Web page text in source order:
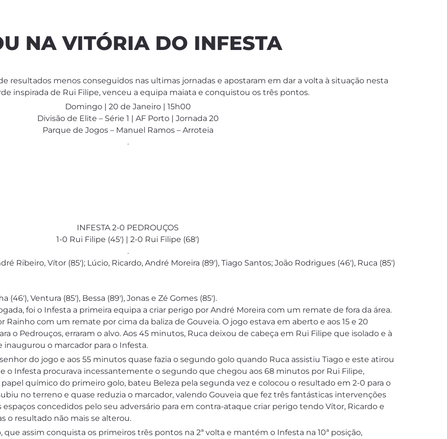
NA VITÓRIA DO INFESTA
resultados menos conseguidos nas ultimas jornadas e apostaram em dar a volta à situação nesta
inspirada de Rui Filipe, venceu a equipa maiata e conquistou os três pontos.
Domingo | 20 de Janeiro | 15h00
Divisão de Elite – Série 1 | AF Porto | Jornada 20
Parque de Jogos – Manuel Ramos – Arroteia
.
INFESTA 2-0 PEDROUÇOS
1-0 Rui Filipe (45′) | 2-0 Rui Filipe (68′)
.
Ribeiro, Vítor (85′); Lúcio, Ricardo, André Moreira (89′), Tiago Santos; João Rodrigues (46′), Ruca (85′)
(46′), Ventura (85′), Bessa (89′), Jonas e Zé Gomes (85′).
foi o Infesta a primeira equipa a criar perigo por André Moreira com um remate de fora da área.
Rainho com um remate por cima da baliza de Gouveia. O jogo estava em aberto e aos 15 e 20
o Pedrouços, erraram o alvo. Aos 45 minutos, Ruca deixou de cabeça em Rui Filipe que isolado e à
inaugurou o marcador para o Infesta.
do jogo e aos 55 minutos quase fazia o segundo golo quando Ruca assistiu Tiago e este atirou
o Infesta procurava incessantemente o segundo que chegou aos 68 minutos por Rui Filipe,
químico do primeiro golo, bateu Beleza pela segunda vez e colocou o resultado em 2-0 para o
no terreno e quase reduzia o marcador, valendo Gouveia que fez três fantásticas intervenções
espaços concedidos pelo seu adversário para em contra-ataque criar perigo tendo Vítor, Ricardo e
o resultado não mais se alterou.
assim conquista os primeiros três pontos na 2ª volta e mantém o Infesta na 10ª posição,